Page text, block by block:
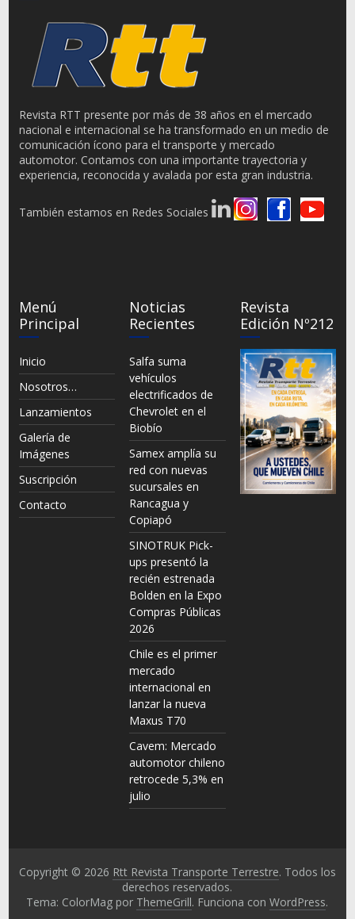
Revista RTT presente por más de 38 años en el mercado
nacional e internacional se ha transformado en un medio de
comunicación ícono para el transporte y mercado
automotor. Contamos con una importante trayectoria y
experiencia, reconocida y avalada por esta gran industria.
También estamos en Redes Sociales
Menú
Principal
Inicio
Nosotros…
Lanzamientos
Galería de
Imágenes
Suscripción
Contacto
Noticias
Recientes
Salfa suma
vehículos
electrificados de
Chevrolet en el
Biobío
Samex amplía su
red con nuevas
sucursales en
Rancagua y
Copiapó
SINOTRUK Pick-
ups presentó la
recién estrenada
Bolden en la Expo
Compras Públicas
2026
Chile es el primer
mercado
internacional en
lanzar la nueva
Maxus T70
Cavem: Mercado
automotor chileno
retrocede 5,3% en
julio
Revista
Edición Nº212
Copyright © 2026 Rtt Revista Transporte Terrestre. Todos los
derechos reservados.
Tema: ColorMag por ThemeGrill. Funciona conWordPress.